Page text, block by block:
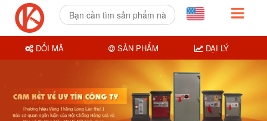
ĐỔI MÃ SẢN PHẨM ĐẠI LÝ